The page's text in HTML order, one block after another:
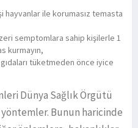
hayvanlar ile korumasız temasta
semptomlara sahip kişilerle 1
kurmayın,
tüketmeden önce iyice
Dünya Sağlık Örgütü
Bunun haricinde